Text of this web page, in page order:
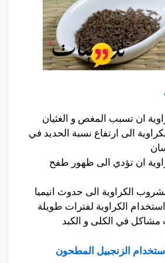
ان تسبب المغص و الغثيان
الى ارتفاع نسبة الحديد في
ان تؤدي الى ظهور طفح
الكراوية الى حدوث انيميا
الكراوية لفترات طويلة
في الكلى و الكبد
الزنجبيل المطحون